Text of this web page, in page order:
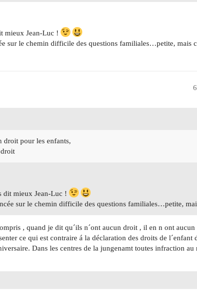
mieux Jean-Luc !
sur le chemin difficile des questions familiales…petite, mais
6
droit pour les enfants,
dit mieux Jean-Luc !
sur le chemin difficile des questions familiales…petite,
, quand je dit qu´ils n´ont aucun droit , il en n ont
ce qui est contraire á la déclaration des droits de l´enfant
Dans les centres de la jungenamt toutes infraction au